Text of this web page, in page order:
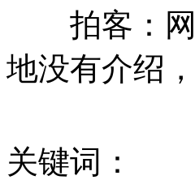
实拍全军狙击手大比武考
拍客：网
地没有介绍
关键词：